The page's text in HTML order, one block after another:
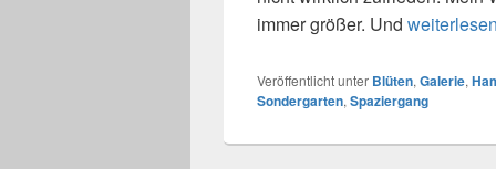
immer größer. Und weiterlesen
Veröffentlicht unter Blüten,Galerie,
Sondergarten,Spaziergang